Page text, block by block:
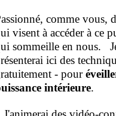
comme vous,
visent à accéder à ce
sommeille en nous.
ici des
- pour
intérieure.